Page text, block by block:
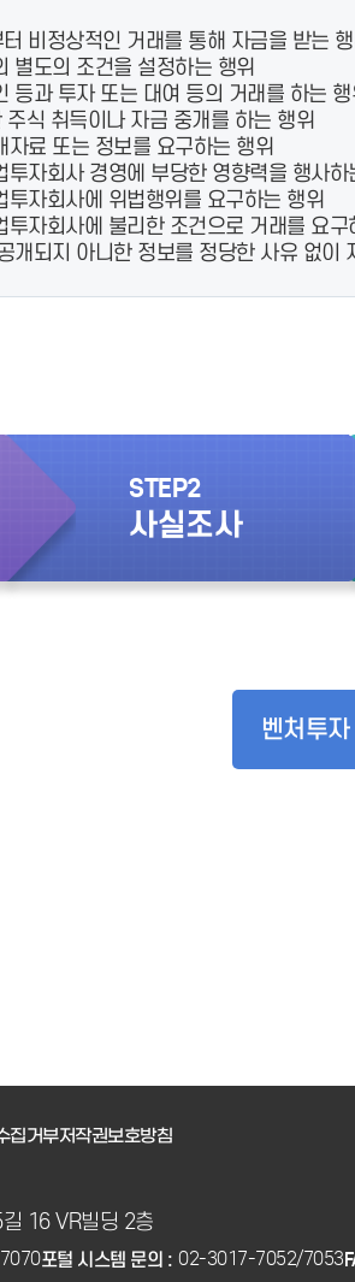
비정상적인 거래를 통해 자금을 받는
별도의 조건을 설정하는 행위
등과 투자 또는 대여 등의 거래를 하는 행
식 취득이나 자금 중개를 하는 행위
료 또는 정보를 요구하는 행위
자회사 경영에 부당한 영향력을 행사하
자회사에 위법행위를 요구하는 행위
자회사에 불리한 조건으로 거래를 요구
개되지 아니한 정보를 정당한 사유 없
STEP2
사실조사
벤처투
집거부저작권보호방침
16 VR빌딩 2층
포털 시스템 문의 : 02-3017-7052/7053